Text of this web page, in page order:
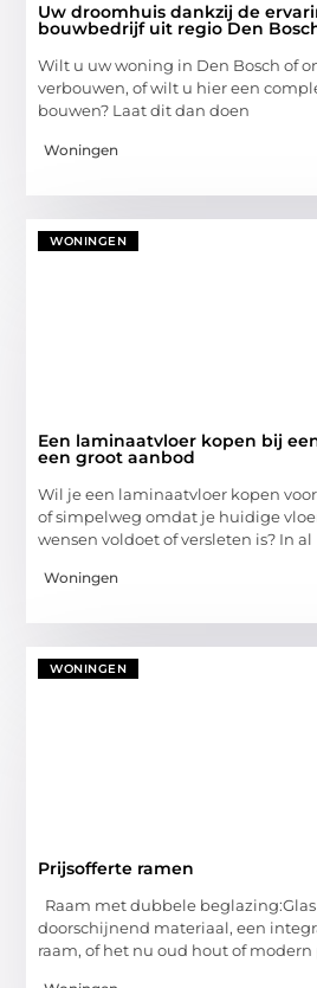
Uw droomhuis dankzij de
bouwbedrijf uit regio Den
Wilt u uw woning in Den Bosch of
verbouwen, of wilt u hier een
bouwen? Laat dit dan doen
Woningen
WONINGEN
Een laminaatvloer kopen bij
een groot aanbod
Wil je een laminaatvloer kopen
of simpelweg omdat je huidige
wensen voldoet of versleten is? In al
Woningen
WONINGEN
Prijsofferte ramen
Raam met dubbele
doorschijnend materiaal, een
raam, of het nu oud hout of modern